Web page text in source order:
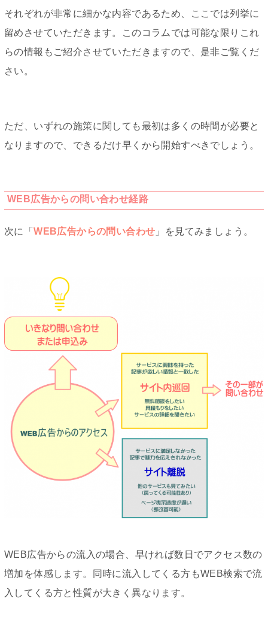
それぞれが非常に細かな内容であるため、ここでは列挙に
留めさせていただきます。このコラムでは可能な限りこれ
らの情報もご紹介させていただきますので、是非ご覧くだ
さい。
ただ、いずれの施策に関しても最初は多くの時間が必要と
なりますので、できるだけ早くから開始すべきでしょう。
WEB広告からの問い合わせ経路
次に「WEB広告からの問い合わせ 」を見てみましょう。
WEB広告からの流入の場合、早ければ数日でアクセス数の
増加を体感します。同時に流入してくる方もWEB検索で流
入してくる方と性質が大きく異なります。